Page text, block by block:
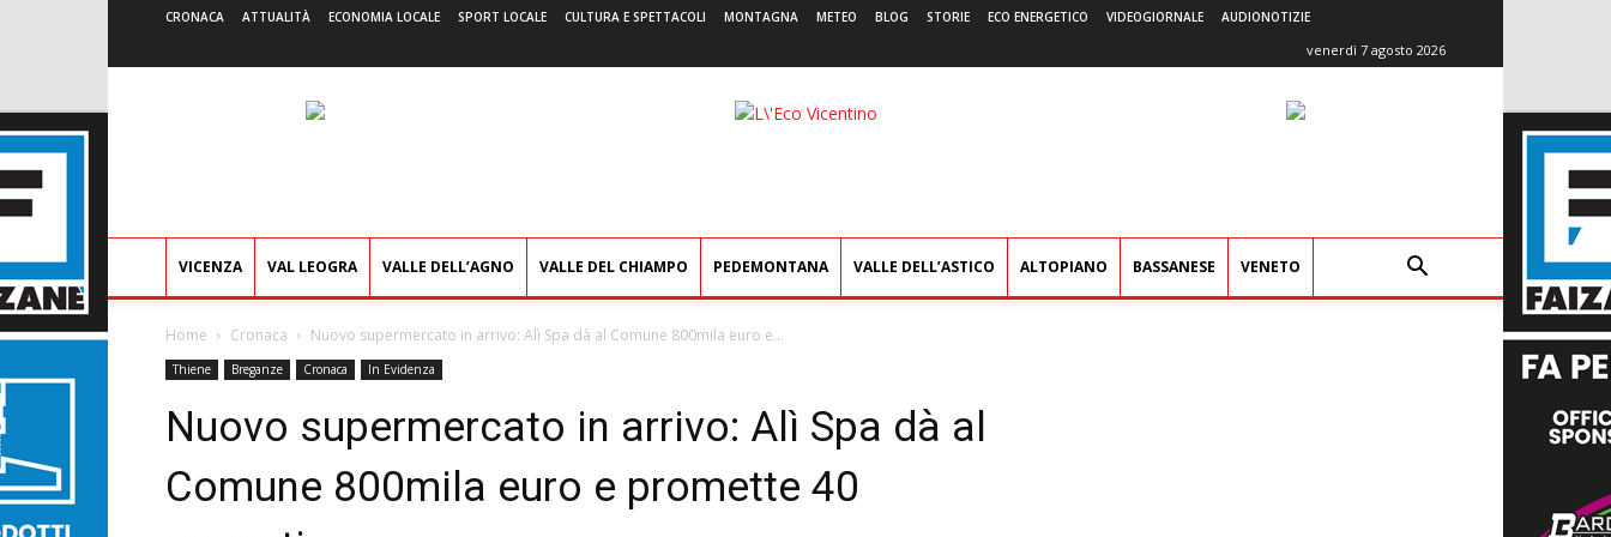
CRONACA ATTUALITÀ ECONOMIA LOCALE SPORT LOCALE CULTURA E SPETTACOLI MONTAGNA METEO BLOG STORIE ECO ENERGETICO VIDEOGIORNALE AUDIONOTIZIE
venerdì 7 agosto 2026
L'Eco
VICENZA VAL LEOGRA VALLE DELL’AGNO VALLE DEL CHIAMPO PEDEMONTANA VALLE DELL’ASTICO ALTOPIANO BASSANESE VENETO
Home Cronaca Nuovo supermercato in arrivo: Alì Spa dà al Comune 800mila euro e...
Thiene Breganze Cronaca In Evidenza
Nuovo supermercato in arrivo: Alì Spa dà al
Comune 800mila euro e promette 40